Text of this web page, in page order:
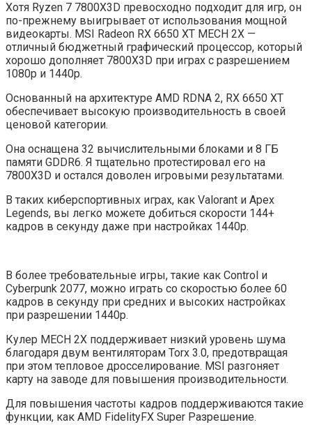
Хотя Ryzen 7 7800X3D превосходно подходит для игр, он
по-прежнему выигрывает от использования мощной
видеокарты. MSI Radeon RX 6650 XT MECH 2X —
отличный бюджетный графический процессор, который
хорошо дополняет 7800X3D при играх с разрешением
1080p и 1440p.
Основанный на архитектуре AMD RDNA 2, RX 6650 XT
обеспечивает высокую производительность в своей
ценовой категории.
Она оснащена 32 вычислительными блоками и 8 ГБ
памяти GDDR6. Я тщательно протестировал его на
7800X3D и остался доволен игровыми результатами.
В таких киберспортивных играх, как Valorant и Apex
Legends, вы легко можете добиться скорости 144+
кадров в секунду даже при настройках 1440p.
В более требовательные игры, такие как Control и
Cyberpunk 2077, можно играть со скоростью более 60
кадров в секунду при средних и высоких настройках
при разрешении 1440p.
Кулер MECH 2X поддерживает низкий уровень шума
благодаря двум вентиляторам Torx 3.0, предотвращая
при этом тепловое дросселирование. MSI разгоняет
карту на заводе для повышения производительности.
Для повышения частоты кадров поддерживаются такие
функции, как AMD FidelityFX Super Разрешение.